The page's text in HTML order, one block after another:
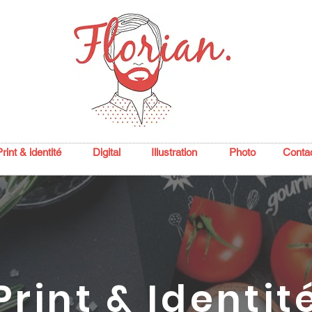
& identité Digital Illustration Photo
&